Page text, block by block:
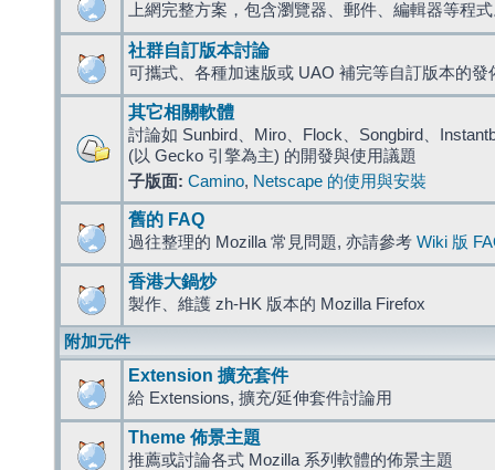
上網完整方案，包含瀏覽器、郵件、編輯器等程
社群自訂版本討論
可攜式、各種加速版或 UAO 補完等自訂版本的發
其它相關軟體
討論如 Sunbird、Miro、Flock、Songbird、
(以 Gecko 引擎為主) 的開發與使用議題
子版面: Camino, Netscape 的使用與安裝
舊的 FAQ
過往整理的 Mozilla 常見問題, 亦請參考 Wiki 版
香港大鍋炒
製作、維護 zh-HK 版本的 Mozilla Firefox
附加元件
Extension 擴充套件
給 Extensions, 擴充/延伸套件討論用
Theme 佈景主題
推薦或討論各式 Mozilla 系列軟體的佈景主題